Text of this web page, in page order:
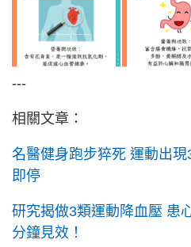
---
相關文章：
名醫健身跑步猝死 運動出
即停
研究揭做3類運動降血壓 患
分鐘見效！